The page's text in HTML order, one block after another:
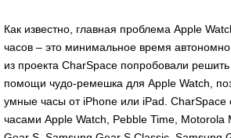
Как известно, главная проблема Apple
часов – это минимальное время
из проекта CharSpace попробовали
помощи чудо-ремешка для Apple Watch,
умные часы от iPhone или iPad. CharSpace
часами Apple Watch, Pebble Time, Motorola